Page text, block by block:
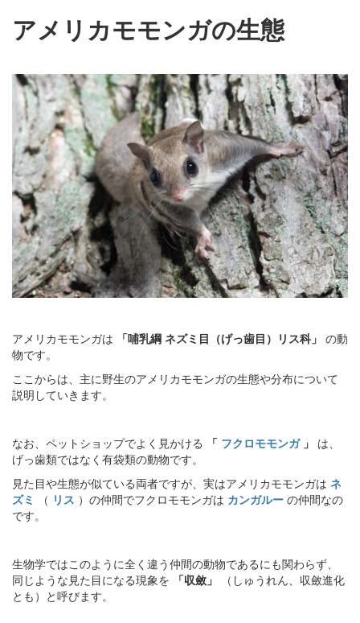
アメリカモモンガの生態
アメリカモモンガは 「哺乳綱 ネズミ目（げっ歯目）リス科」 の動
物です。
ここからは、主に野生のアメリカモモンガの生態や分布について
説明していきます。
なお、ペットショップでよく見かける 「 フクロモモンガ 」 は、
げっ歯類ではなく有袋類の動物です。
見た目や生態が似ている両者ですが、実はアメリカモモンガは ネ
ズミ
（ リス ）の仲間でフクロモモンガは カンガルー の仲間なの
です。
生物学ではこのように全く違う仲間の動物であるにも関わらず、
同じような見た目になる現象を
「収斂」
（しゅうれん、収斂進化
とも）と呼びます。